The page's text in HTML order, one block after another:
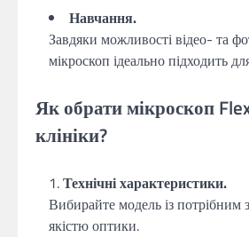
Навчання.
Завдяки можливості відео- та
мікроскоп ідеально підходить
Як обрати мікроскоп
клініки?
Технічні характеристики.
Вибирайте модель із потрібним
якістю оптики.